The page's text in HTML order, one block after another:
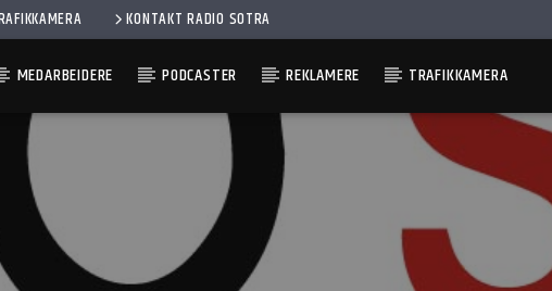
KONTAKT RADIO SOTRA
MEDARBEIDERE PODCASTER REKLAMERE TRAFIKKAMERA